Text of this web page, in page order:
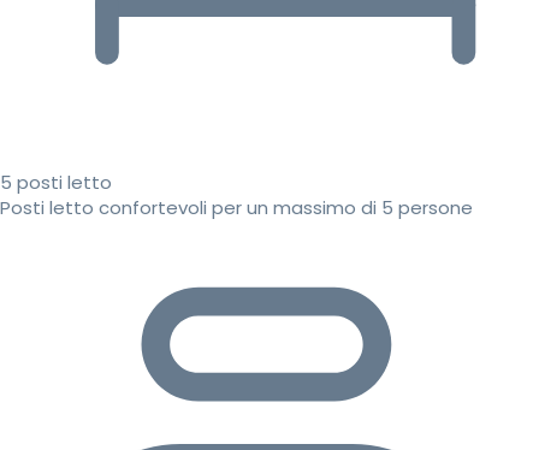
5 posti letto
Posti letto confortevoli per un massimo di 5 persone